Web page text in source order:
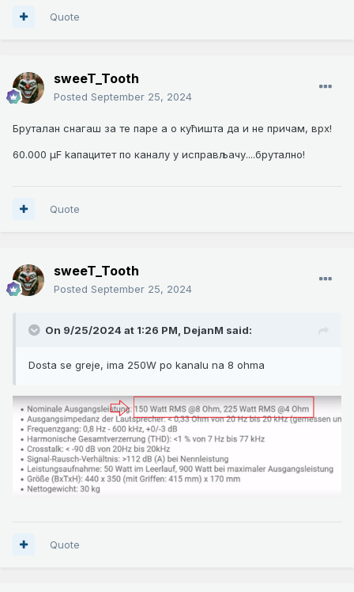
Quote
sweeT_Tooth
Posted September 25, 2024
Бруталан снагаш за те паре а о кућишта да и не причам, врх!
60.000 µF kапацитет по каналу у исправљачу....брутално!
Quote
sweeT_Tooth
Posted September 25, 2024
On 9/25/2024 at 1:26 PM, DejanM said:
Dosta se greje, ima 250W po kanalu na 8 ohma
Quote